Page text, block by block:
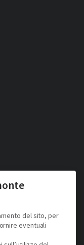
del sito, per
eventuali